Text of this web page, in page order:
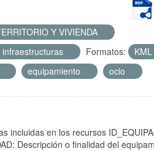
Y VIVIENDA
Formatos: KML
equipamiento ocio
incluidas en los recursos
Descripción o finalidad del